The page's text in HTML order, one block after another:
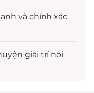
và chính xác
giải trínổi